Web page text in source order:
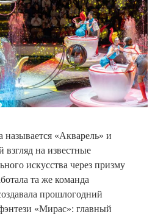
«Акварель» и
взгляд на известные
искусства через призму
та же команда
прошлогодний
«Мирас»: главный